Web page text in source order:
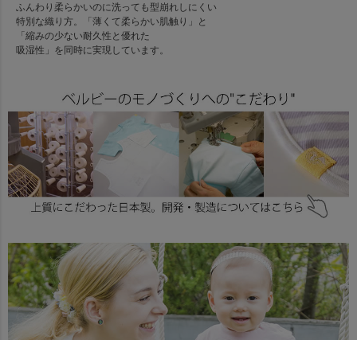
ふんわり柔らかいのに洗っても型崩れしにくい
特別な織り方。「薄くて柔らかい肌触り」と
「縮みの少ない耐久性と優れた
吸湿性」を同時に実現しています。